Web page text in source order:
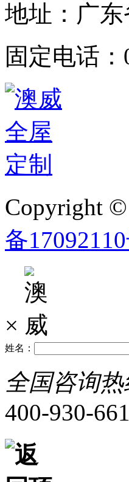
地址：广
固定电话：
Copyright
备
×
姓名：
全国咨询
400-930-